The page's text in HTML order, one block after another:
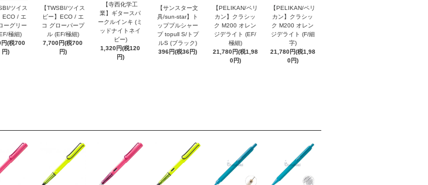
ツイス
ECO / エ
ーグリー
極細)
(税700
円)
【TWSBI/ツイス
ビー】ECO / エ
コ グローパープ
ル (EF/極細)
7,700円(税700
円)
【寺西化学工
業】ギタースパ
ークルインキ (ミ
ッドナイトネイ
ビー)
1,320円(税120
円)
【サンスター文
具/sun-star】ト
ッププルシャー
プ topull S/トプ
ルS (ブラック)
396円(税36円)
【PELIKAN/ペリ
カン】クラシッ
ク M200 オレン
ジデライト (EF/
極細)
21,780円(税1,98
0円)
【PELIKAN/ペリ
カン】クラシッ
ク M200 オレン
ジデライト (F/細
字)
21,780円(税1,98
0円)